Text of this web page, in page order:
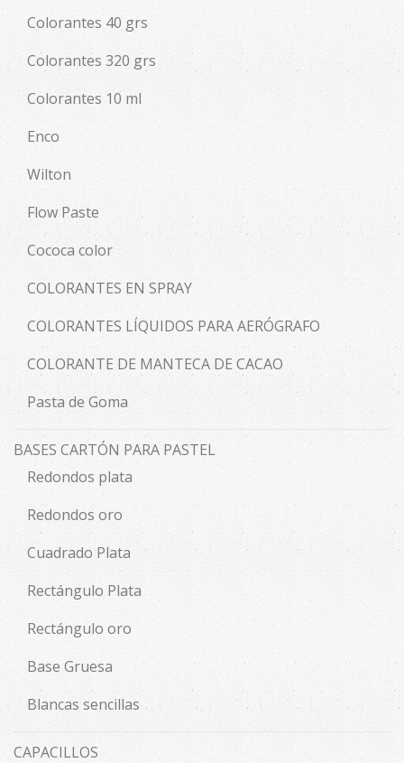
Colorantes 40 grs
Colorantes 320 grs
Colorantes 10 ml
Enco
Wilton
Flow Paste
Cococa color
COLORANTES EN SPRAY
COLORANTES LÍQUIDOS PARA AERÓGRAFO
COLORANTE DE MANTECA DE CACAO
Pasta de Goma
BASES CARTÓN PARA PASTEL
Redondos plata
Redondos oro
Cuadrado Plata
Rectángulo Plata
Rectángulo oro
Base Gruesa
Blancas sencillas
CAPACILLOS